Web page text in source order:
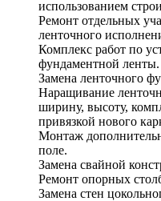
использованием
Ремонт отдельных
ленточного
Комплекс работ по
фундаментной ленты.
Замена ленточного
Наращивание
ширину, высоту,
привязкой нового
Монтаж
поле.
Замена свайной
Ремонт опорных
Замена стен